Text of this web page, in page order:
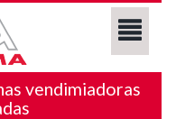
vendimiadoras